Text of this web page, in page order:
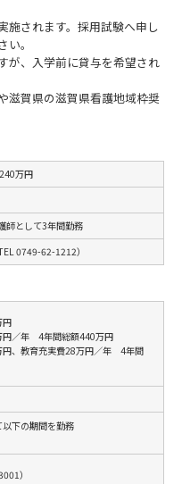
施されます。採用試験へ申し
。
が、入学前に貸与を希望され
滋賀県の滋賀県看護地域枠奨
万円
師として3年間勤務
0749-62-1212）
円
円／年 4年間総額440万円
円、教育充実費28万円／年 4年間
下の期間を勤務
）